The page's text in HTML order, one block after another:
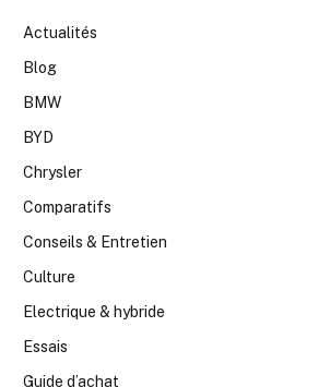
Actualités
Blog
BMW
BYD
Chrysler
Comparatifs
Conseils & Entretien
Culture
Electrique & hybride
Essais
Guide d’achat